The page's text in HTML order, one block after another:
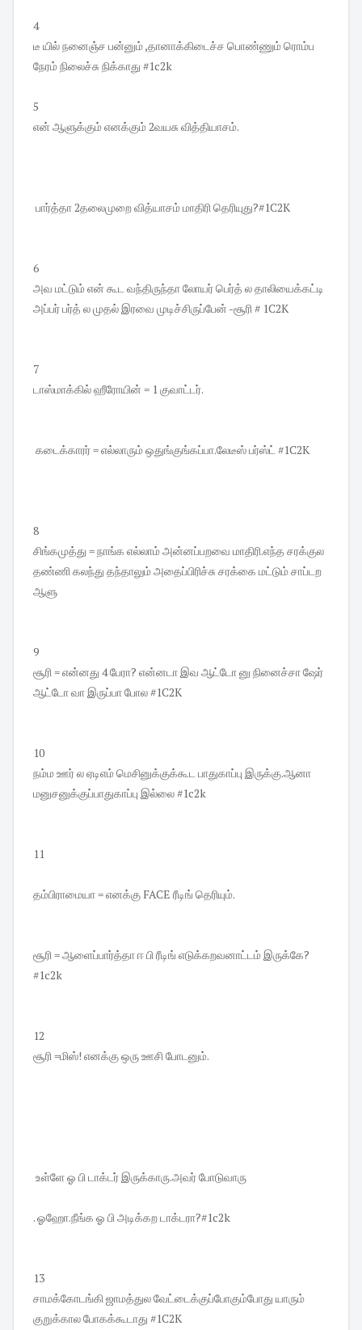
4
டீ யில் நனைஞ்ச பன்னும் ,தானாக்கிடைச்ச பொண்ணும் ரொம்ப
நேரம் நிலைச்சு நிக்காது #1c2k
5
என் ஆளுக்கும் எனக்கும் 2வயசு வித்தியாசம்.
பார்த்தா 2தலைமுறை வித்யாசம் மாதிரி தெரியுது?#1C2K
6
அவ மட்டும் என் கூட வந்திருந்தா லோயர் பெர்த் ல தாலியைக்கட்டி
அப்பர் பர்த் ல முதல் இரவை முடிச்சிருப்பேன் -சூரி # 1C2K
7
டாஸ்மாக்கில் ஹீரோயின் = 1 குவாட்டர்.
கடைக்காரர் = எல்லாரும் ஒதுங்குங்கப்பா.லேடீஸ் பர்ஸ்ட் #1C2K
8
சிங்கமுத்து = நாங்க எல்லாம் அன்னப்பறவை மாதிரி.எந்த சரக்குல
தண்ணி கலந்து தந்தாலும் அதைப்பிரிச்சு சரக்கை மட்டும் சாப்டற
ஆளு
9
சூரி = என்னது 4 பேரா? என்னடா இவ ஆட்டோ னு நினைச்சா ஷேர்
ஆட்டோ வா இருப்பா போல #1C2K
10
நம்ம ஊர் ல ஏடிஎம் மெசினுக்குக்கூட பாதுகாப்பு இருக்கு.ஆனா
மனுசனுக்குப்பாதுகாப்பு இல்லை #1c2k
11
தம்பிராமையா = எனக்கு FACE ரீடிங் தெரியும்.
சூரி = ஆளைப்பார்த்தா ஈ பி ரீடிங் எடுக்கறவனாட்டம் இருக்கே?
#1c2k
12
சூரி =மிஸ்! எனக்கு ஒரு ஊசி போடனும்.
உள்ளே ஓ பி டாக்டர் இருக்காரு.அவர் போடுவாரு
. ஓஹோ.நீங்க ஓ பி அடிக்கற டாக்டரா?#1c2k
13
சாமக்கோடங்கி ஜாமத்துல வேட்டைக்குப்போகும்போது யாரும்
குறுக்கால போகக்கூடாது #1C2K